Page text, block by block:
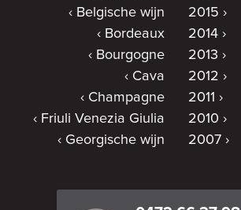
Belgische wijn
Bordeaux
Bourgogne
Cava
Champagne
Friuli Venezia Giulia
Georgische wijn
2015
2014
2013
2012
2011
2010
2007